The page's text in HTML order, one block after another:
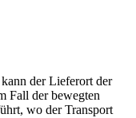
der Lieferort der
Fall der bewegten
wo der Transport